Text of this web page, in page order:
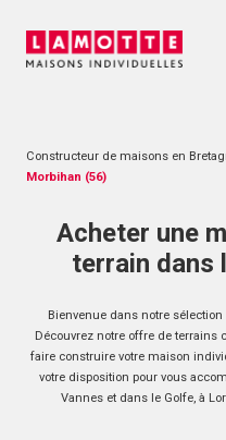
Constructeur de maisons en
Morbihan (56)
Acheter une
terrain dans
Bienvenue dans notre
Découvrez notre offre de terrains
faire construire votre maison
votre disposition pour vous
Vannes et dans le Golfe, à